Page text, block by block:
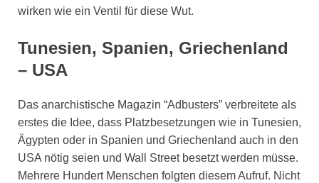
wirken wie ein Ventil für diese Wut.
Tunesien, Spanien, Griechenland
– USA
Das anarchistische Magazin “Adbusters” verbreitete als
erstes die Idee, dass Platzbesetzungen wie in Tunesien,
Ägypten oder in Spanien und Griechenland auch in den
USA nötig seien und Wall Street besetzt werden müsse.
Mehrere Hundert Menschen folgten diesem Aufruf. Nicht